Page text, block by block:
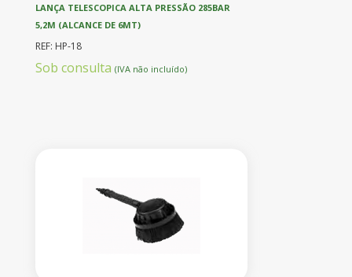
LANÇA TELESCOPICA ALTA PRESSÃO 285BAR
5,2M (ALCANCE DE 6MT)
REF: HP-18
Sob consulta (IVA não incluído)